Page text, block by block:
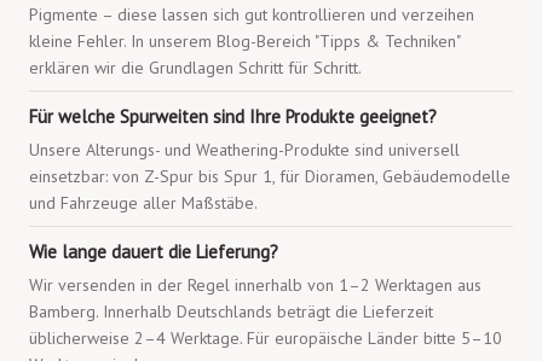
Pigmente – diese lassen sich gut kontrollieren und verzeihen
kleine Fehler. In unserem Blog-Bereich "Tipps & Techniken"
erklären wir die Grundlagen Schritt für Schritt.
Für welche Spurweiten sind Ihre Produkte geeignet?
Unsere Alterungs- und Weathering-Produkte sind universell
einsetzbar: von Z-Spur bis Spur 1, für Dioramen, Gebäudemodelle
und Fahrzeuge aller Maßstäbe.
Wie lange dauert die Lieferung?
Wir versenden in der Regel innerhalb von 1–2 Werktagen aus
Bamberg. Innerhalb Deutschlands beträgt die Lieferzeit
üblicherweise 2–4 Werktage. Für europäische Länder bitte 5–10